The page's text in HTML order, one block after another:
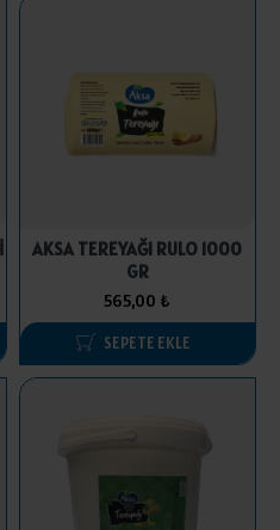
AKSA TEREYAĞI RULO 1000
GR
565,00 ₺
SEPETE EKLE